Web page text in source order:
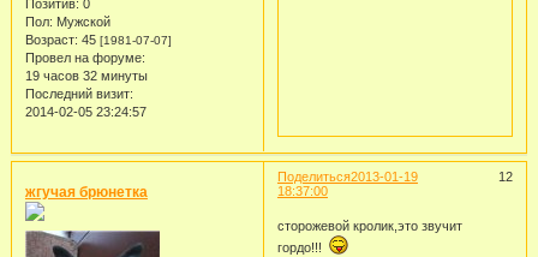
Позитив: 0
Пол: Мужской
Возраст: 45 [1981-07-07]
Провел на форуме:
19 часов 32 минуты
Последний визит:
2014-02-05 23:24:57
Поделиться 12
2013-01-19
18:37:00
жгучая брюнетка
сторожевой кролик,это звучит
гордо!!!